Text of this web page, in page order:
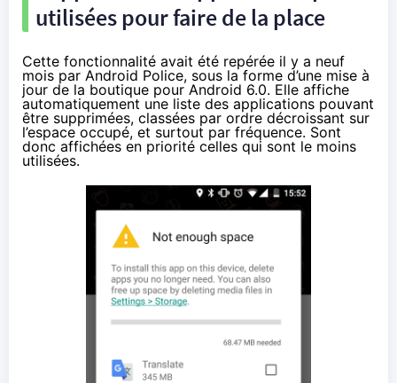
utilisées pour faire de la place
Cette fonctionnalité avait été repérée il y a neuf
mois par Android Police, sous la forme d’une mise à
jour de la boutique pour Android 6.0. Elle affiche
automatiquement une liste des applications pouvant
être supprimées, classées par ordre décroissant sur
l’espace occupé, et surtout par fréquence. Sont
donc affichées en priorité celles qui sont le moins
utilisées.